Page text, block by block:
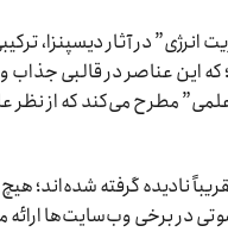
انرژی” در آثار دیسپنزا،
این عناصر در قالبی جذاب
مطرح می‌کند که از نظر
نادیده گرفته
در برخی وب‌سایت‌ها